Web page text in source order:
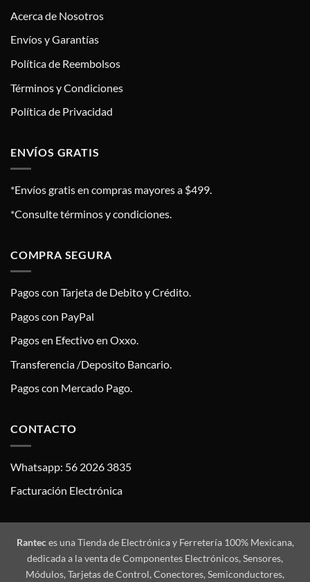
Acerca de Nosotros
Envíos y Garantías
Política de Reembolsos
Términos y Condiciones
Política de Privacidad
ENVÍOS GRATIS
*Envíos gratis en compras mayores a $499.
*Consulte términos y condiciones.
COMPRA SEGURA
Pagos con Tarjeta de Debito y Crédito.
Pagos con PayPal
Pagos en Efectivo en Oxxo.
Transferencia /Deposito Bancario.
Pagos con Mercado Pago.
CONTACTO
Whatsapp: 56 2026 3835
Facturación Electrónica
Ranteces una Tienda de Electrónica y Ferretería 100% Mexicana,
dedicada a la venta de Componentes Electrónicos, Sensores,
Módulos, Tarjetas de Control, Conectores, Semiconductores,